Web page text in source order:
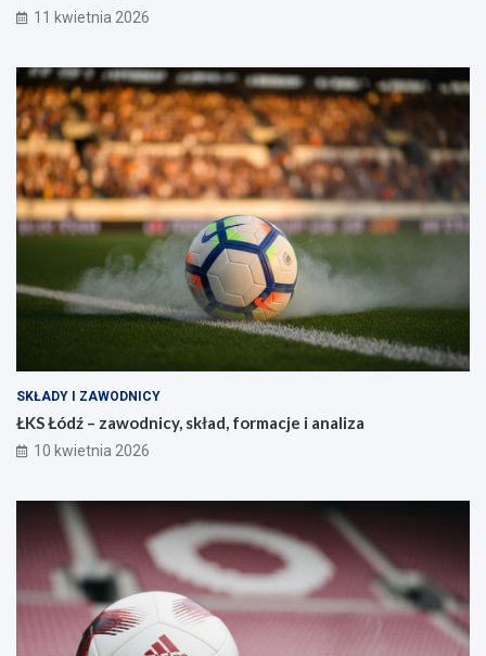
11 kwietnia 2026
SKŁADY I ZAWODNICY
ŁKS Łódź – zawodnicy, skład, formacje i analiza
10 kwietnia 2026